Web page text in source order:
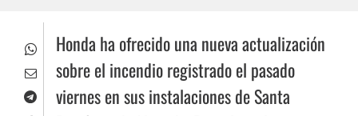
Honda ha ofrecido una nueva actualización
sobre el incendio registrado el pasado
viernes en sus instalaciones de Santa